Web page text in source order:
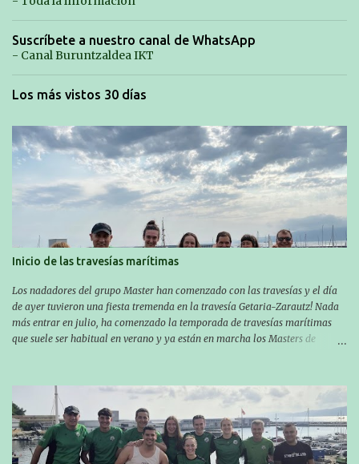
Suscríbete a nuestro canal de WhatsApp
- Canal Buruntzaldea IKT
Los más vistos 30 días
Inicio de las travesías marítimas
Los nadadores del grupo Master han comenzado con las travesías y el día
de ayer tuvieron una fiesta tremenda en la travesía Getaria-Zarautz! Nada
más entrar en julio, ha comenzado la temporada de travesías marítimas
que suele ser habitual en verano y ya están en marcha los Masters de
próxima cita. Para empezar, el 13 de julio, Manu Santos participó en la
XXXVIII. Travesía a nado de Ondarroa y recorrió una distancia de 1600
metros en 28 minutos y 30 segundos. Al día siguiente, Manu Santos y su
compañero Asier Gorostegi participaron en la V. San Antón Bira. En esta
travesía se realiza un recorrido desde la playa de Gaztetape hasta la playa